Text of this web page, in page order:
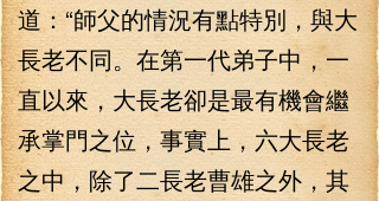
道：“師父的情況有點特別，與大
長老不同。在第一代弟子中，一
直以來，大長老卻是最有機會繼
承掌門之位，事實上，六大長老
之中，除了二長老曹雄之外，其